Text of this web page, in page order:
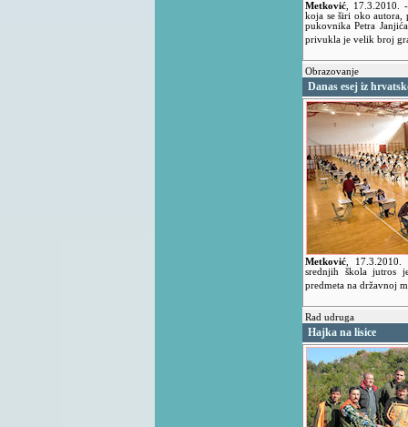
Metković 17.3.2010.
koja se širi oko
pukovnika Petra
privukla je velik broj
Obrazovanje
Danas esej iz
Metković
17.3.2010.
srednjih škola jutros
predmeta na državnoj
Rad udruga
Hajka na lisice